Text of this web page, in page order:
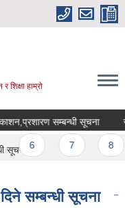
शिक्षा हाम्रो
सम्बन्धी सूचना
6
सूचना
सम्बन्धी सूचना